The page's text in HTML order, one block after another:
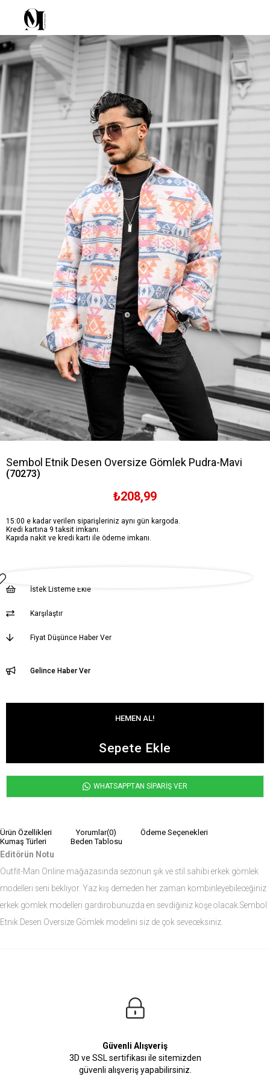
Sembol Etnik Desen Oversize Gömlek Pudra-Mavi
(70273)
₺208,99
15:00 e kadar verilen siparişleriniz aynı gün kargoda.
Kredi kartına 9 taksit imkanı.
Kapıda nakit ve kredi kartı ile ödeme imkanı.
İstek Listeme Ekle
Karşılaştır
Fiyat Düşünce Haber Ver
Gelince Haber Ver
WHATSAPPTAN SİPARİŞ VER
Ürün Özellikleri Yorumlar(0)
Ödeme Seçenekleri
Kumaş Türleri
Beden Tablosu
Editörün Notu
Outfit-Man Online mağazasında sezonun şık ve stil sahibi erkek gömlek
modelleri seni bekliyor. Yaz kış demeden her zaman kombinleyebileceğiniz
erkek gömlek modelleri gardırobunuzda en sevdiğiniz köşe olacak.Sembol
Etnik Desen Oversize Gömlek modelini siz de çok seveceksiniz.
Manken Bedenleri Üst Grup M, Alt Grup 33 Beden ( Medium )
Güvenli Alışveriş
3D ve SSL sertifikası ile sitemizden
güvenli alışveriş yapabilirsiniz.